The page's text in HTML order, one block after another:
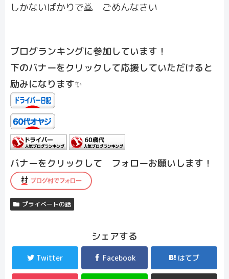
しかないばかりで🙇 ごめんなさい
ブログランキングに参加しています！
下のバナーをクリックして応援していただけると
励みになります✨
バナーをクリックして フォローお願いします！
プライベートの話
シェアする
Twitter Facebook はてブ